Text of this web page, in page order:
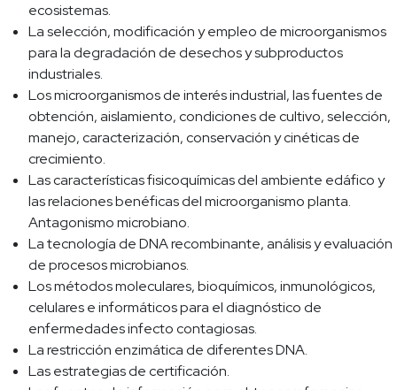
ecosistemas.
La selección, modificación y empleo de microorganismos
para la degradación de desechos y subproductos
industriales.
Los microorganismos de interés industrial, las fuentes de
obtención, aislamiento, condiciones de cultivo, selección,
manejo, caracterización, conservación y cinéticas de
crecimiento.
Las características fisicoquímicas del ambiente edáfico y
las relaciones benéficas del microorganismo planta.
Antagonismo microbiano.
La tecnología de DNA recombinante, análisis y evaluación
de procesos microbianos.
Los métodos moleculares, bioquímicos, inmunológicos,
celulares e informáticos para el diagnóstico de
enfermedades infecto contagiosas.
La restricción enzimática de diferentes DNA.
Las estrategias de certificación.